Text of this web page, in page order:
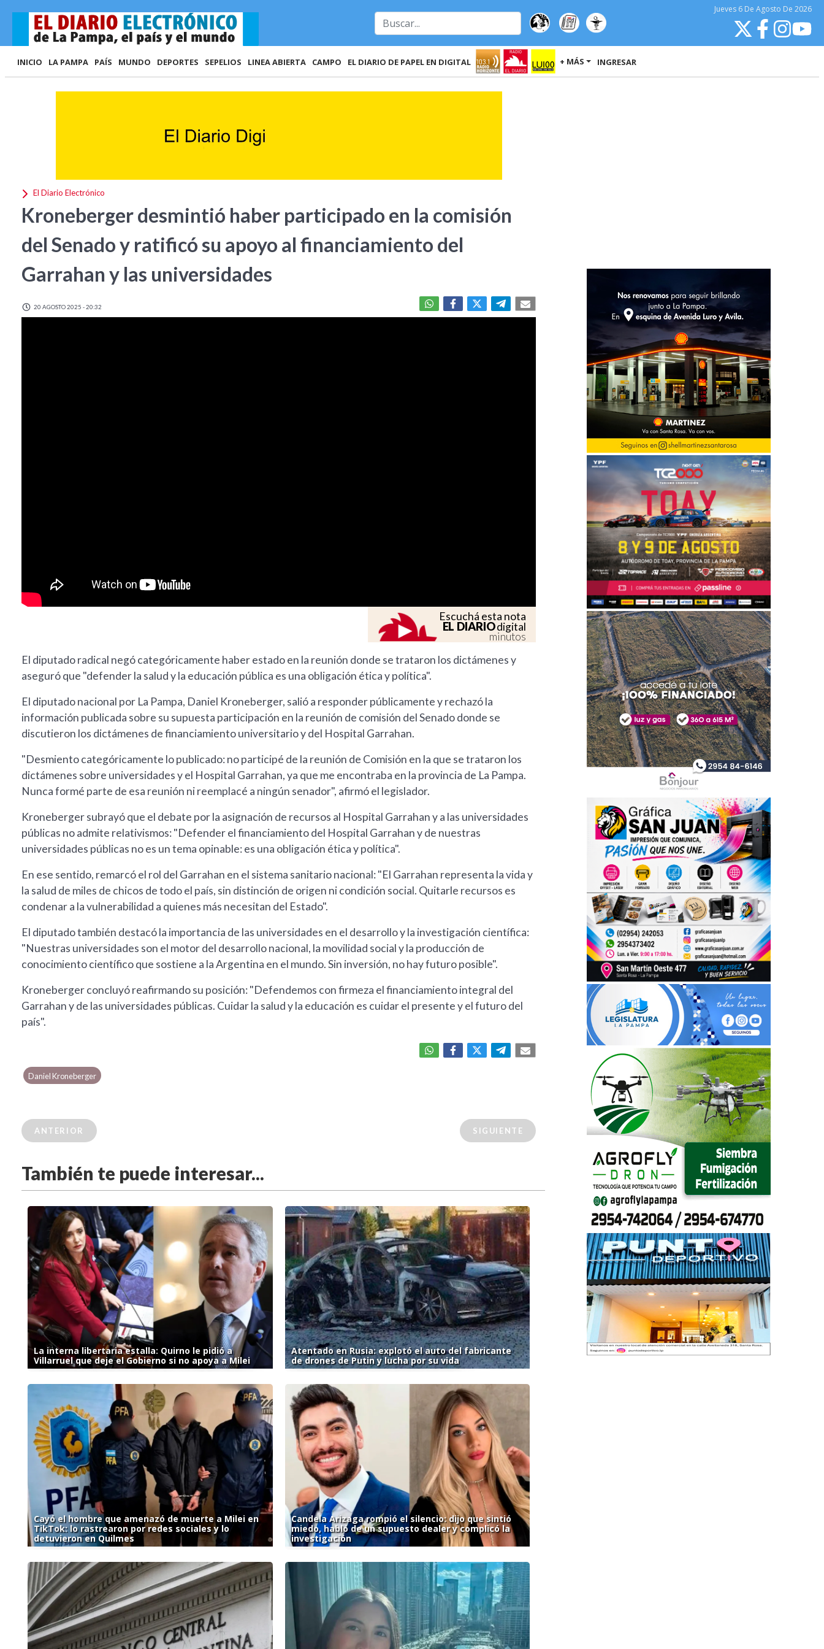
Jueves 6 De Agosto De 2026
INICIO LA PAMPA PAÍS MUNDO DEPORTES SEPELIOS LINEA ABIERTA CAMPO EL DIARIO DE PAPEL EN DIGITAL + MÁS INGRESAR
El Diario Electrónico
Kroneberger desmintió haber participado en la comisión
del Senado y ratificó su apoyo al financiamiento del
Garrahan y las universidades
20 AGOSTO 2025 - 20:32
Escuchá esta nota
EL DIARIOdigital
minutos
El diputado radical negó categóricamente haber estado en la reunión donde se trataron los dictámenes y
aseguró que "defender la salud y la educación pública es una obligación ética y política".
El diputado nacional por La Pampa, Daniel Kroneberger, salió a responder públicamente y rechazó la
información publicada sobre su supuesta participación en la reunión de comisión del Senado donde se
discutieron los dictámenes de financiamiento universitario y del Hospital Garrahan.
"Desmiento categóricamente lo publicado: no participé de la reunión de Comisión en la que se trataron los
dictámenes sobre universidades y el Hospital Garrahan, ya que me encontraba en la provincia de La Pampa.
Nunca formé parte de esa reunión ni reemplacé a ningún senador", afirmó el legislador.
Kroneberger subrayó que el debate por la asignación de recursos al Hospital Garrahan y a las universidades
públicas no admite relativismos: "Defender el financiamiento del Hospital Garrahan y de nuestras
universidades públicas no es un tema opinable: es una obligación ética y política".
En ese sentido, remarcó el rol del Garrahan en el sistema sanitario nacional: "El Garrahan representa la vida y
la salud de miles de chicos de todo el país, sin distinción de origen ni condición social. Quitarle recursos es
condenar a la vulnerabilidad a quienes más necesitan del Estado".
El diputado también destacó la importancia de las universidades en el desarrollo y la investigación científica:
"Nuestras universidades son el motor del desarrollo nacional, la movilidad social y la producción de
conocimiento científico que sostiene a la Argentina en el mundo. Sin inversión, no hay futuro posible".
Kroneberger concluyó reafirmando su posición: "Defendemos con firmeza el financiamiento integral del
Garrahan y de las universidades públicas. Cuidar la salud y la educación es cuidar el presente y el futuro del
país".
Daniel Kroneberger
ANTERIOR SIGUIENTE
También te puede interesar...
La interna libertaria estalla: Quirno le pidió a
Villarruel que deje el Gobierno si no apoya a Milei
Atentado en Rusia: explotó el auto del fabricante
de drones de Putin y lucha por su vida
Cayó el hombre que amenazó de muerte a Milei en
TikTok: lo rastrearon por redes sociales y lo
detuvieron en Quilmes
Candela Arizaga rompió el silencio: dijo que sintió
miedo, habló de un supuesto dealer y complicó la
investigación